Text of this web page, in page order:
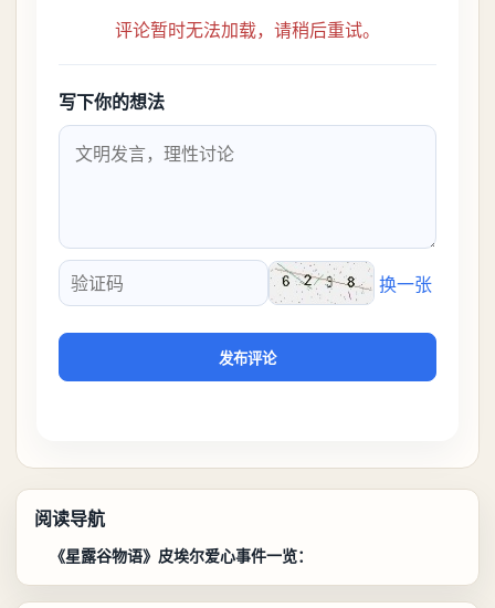
评论暂时无法加载，请稍后重试。
写下你的想法
验证码
换一张
发布评论
阅读导航
《星露谷物语》皮埃尔爱心事件一览：